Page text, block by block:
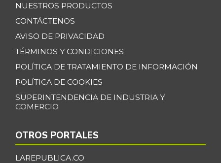
NUESTROS PRODUCTOS
CONTÁCTENOS
AVISO DE PRIVACIDAD
TÉRMINOS Y CONDICIONES
POLÍTICA DE TRATAMIENTO DE INFORMACIÓN
POLÍTICA DE COOKIES
SUPERINTENDENCIA DE INDUSTRIA Y
COMERCIO
OTROS PORTALES
LAREPUBLICA.CO